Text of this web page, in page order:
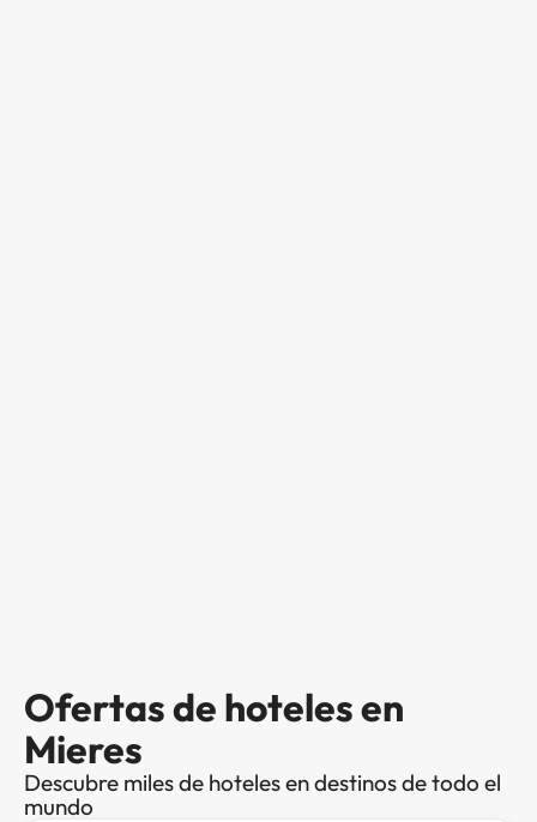
Ofertas de hoteles en
Mieres
Descubre miles de hoteles en destinos de todo el
mundo